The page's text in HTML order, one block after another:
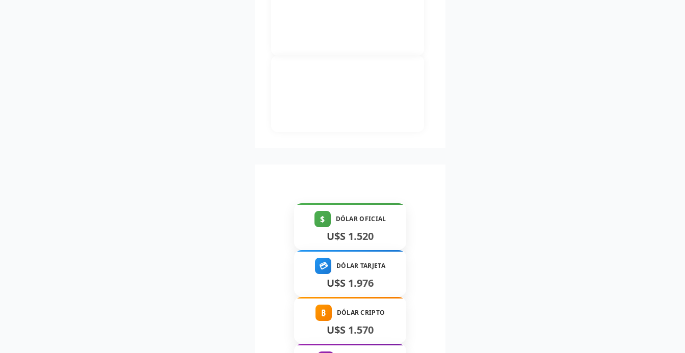
$ DÓLAR OFICIAL
U$S 1.520
💳 DÓLAR TARJETA
U$S 1.976
₿ DÓLAR CRIPTO
U$S 1.570